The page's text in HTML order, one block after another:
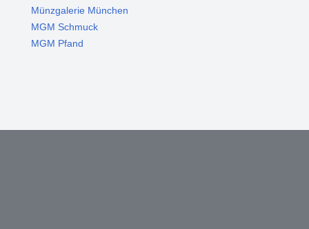
Münzgalerie München
MGM Schmuck
MGM Pfand